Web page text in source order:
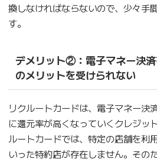
換しなければならないので、少々手
す。
デメリット②：電子マネー決
のメリットを受けられない
リクルートカードは、電子マネー決
に還元率が高くなっていくクレジッ
ルートカードでは、特定の店舗を利
いった特約店が存在しません。その